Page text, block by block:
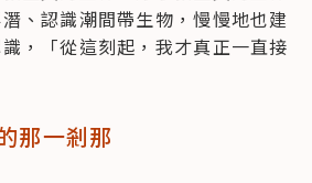
、認識潮間帶生物，慢慢地也建
，「從這刻起，我才真正一直接
那一剎那